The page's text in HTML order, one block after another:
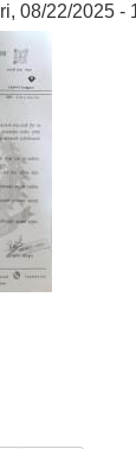
08/22/2025 -